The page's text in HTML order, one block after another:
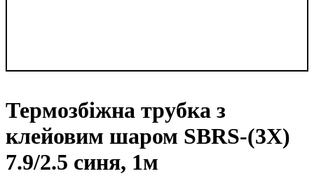
Термозбіжна трубка з
клейовим шаром SBRS-(3X)
7.9/2.5 синя, 1м